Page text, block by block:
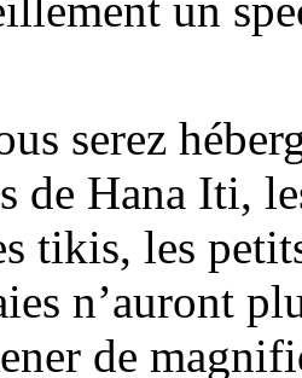
serez
de Hana Iti,
tikis, les
n’auront
de